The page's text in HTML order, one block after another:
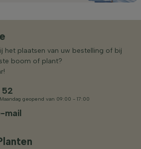
het plaatsen van uw bestelling of bij
boom of plant?
52
geopend van 09:00 - 17:00
mail